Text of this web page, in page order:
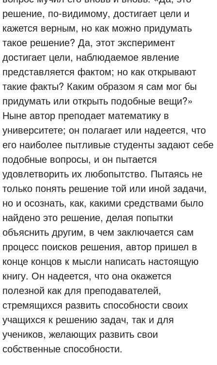
решение, по-видимому, достигает цели и
кажется верным, но как можно придумать
такое решение? Да, этот эксперимент
достигает цели, наблюдаемое явление
представляется фактом; но как открывают
такие факты? Каким образом я сам мог бы
придумать или открыть подобные вещи?»
Ныне автор преподает математику в
университете; он полагает или надеется, что
его наиболее пытливые студенты задают себе
подобные вопросы, и он пытается
удовлетворить их любопытство. Пытаясь не
только понять решение той или иной задачи,
но и осознать, как, какими средствами было
найдено это решение, делая попытки
объяснить другим, в чем заключается сам
процесс поисков решения, автор пришел в
конце концов к мысли написать настоящую
книгу. Он надеется, что она окажется
полезной как для преподавателей,
стремящихся развить способности своих
учащихся к решению задач, так и для
учеников, желающих развить свои
собственные способности.